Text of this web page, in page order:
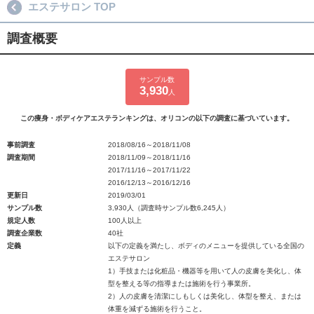
エステサロン TOP
調査概要
サンプル数
3,930人
この痩身・ボディケアエステランキングは、オリコンの以下の調査に基づいています。
事前調査
2018/08/16～2018/11/08
調査期間
2018/11/09～2018/11/16
2017/11/16～2017/11/22
2016/12/13～2016/12/16
更新日
2019/03/01
サンプル数
3,930人（調査時サンプル数6,245人）
規定人数
100人以上
調査企業数
40社
定義
以下の定義を満たし、ボディのメニューを提供している全国の
エステサロン
1）手技または化粧品・機器等を用いて人の皮膚を美化し、体
型を整える等の指導または施術を行う事業所。
2）人の皮膚を清潔にしもしくは美化し、体型を整え、または
体重を減ずる施術を行うこと。